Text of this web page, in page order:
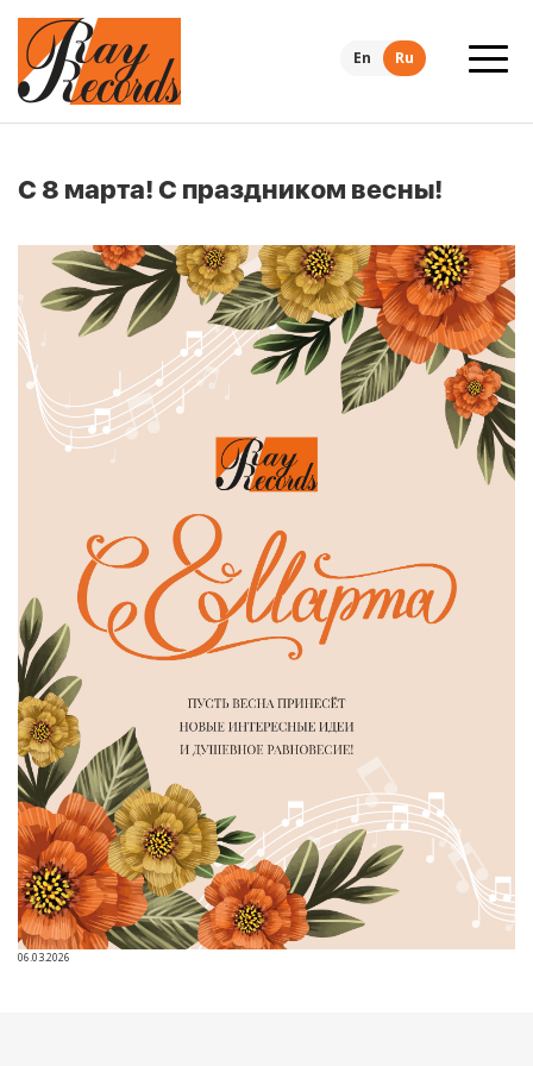
En Ru
С 8 марта! С праздником весны!
06.03.2026